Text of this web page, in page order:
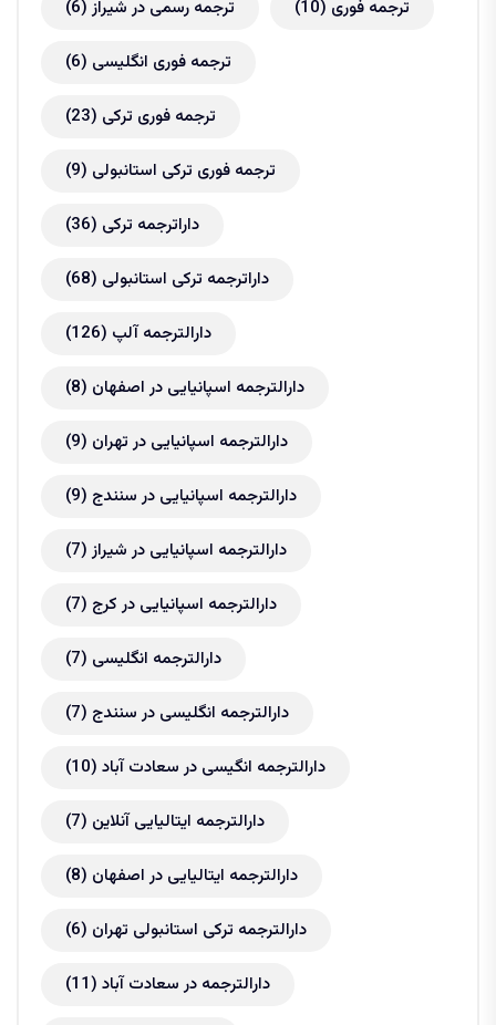
ترجمه رسمی در شیراز(6) ترجمه فوری (10)
ترجمه فوری انگلیسی (6)
ترجمه فوری ترکی (23)
ترجمه فوری ترکی استانبولی (9)
داراترجمه ترکی (36)
داراترجمه ترکی استانبولی (68)
دارالترجمه آلپ (126)
دارالترجمه اسپانیایی در اصفهان (8)
دارالترجمه اسپانیایی در تهران (9)
دارالترجمه اسپانیایی در سنندج (9)
دارالترجمه اسپانیایی در شیراز(7)
دارالترجمه اسپانیایی در کرج (7)
دارالترجمه انگلیسی (7)
دارالترجمه انگلیسی در سنندج (7)
دارالترجمه انگیسی در سعادت آباد (10)
دارالترجمه ایتالیایی آنلاین (7)
دارالترجمه ایتالیایی در اصفهان (8)
دارالترجمه ترکی استانبولی تهران (6)
دارالترجمه در سعادت آباد (11)